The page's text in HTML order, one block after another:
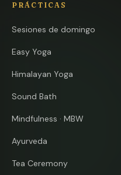
PRÁCTICAS
Sesiones de domingo
Easy Yoga
Himalayan Yoga
Sound Bath
Mindfulness · MBW
Ayurveda
Tea Ceremony